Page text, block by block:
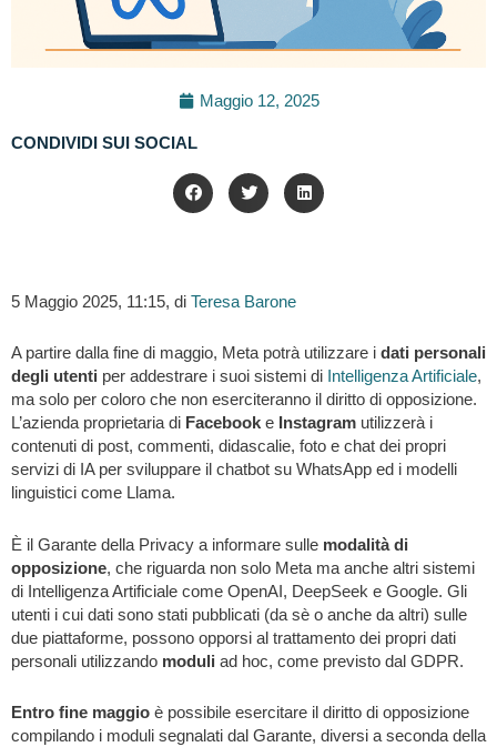
Maggio 12, 2025
CONDIVIDI SUI SOCIAL
5 Maggio 2025, 11:15, di Teresa Barone
A partire dalla fine di maggio, Meta potrà utilizzare i dati personali
degli utenti per addestrare i suoi sistemi di Intelligenza Artificiale,
ma solo per coloro che non eserciteranno il diritto di opposizione.
L’azienda proprietaria di Facebook e Instagram utilizzerà i
contenuti di post, commenti, didascalie, foto e chat dei propri
servizi di IA per sviluppare il chatbot su WhatsApp ed i modelli
linguistici come Llama.
È il Garante della Privacy a informare sulle modalità di
opposizione, che riguarda non solo Meta ma anche altri sistemi
di Intelligenza Artificiale come OpenAI, DeepSeek e Google. Gli
utenti i cui dati sono stati pubblicati (da sè o anche da altri) sulle
due piattaforme, possono opporsi al trattamento dei propri dati
personali utilizzando moduli ad hoc, come previsto dal GDPR.
Entro fine maggio è possibile esercitare il diritto di opposizione
compilando i moduli segnalati dal Garante, diversi a seconda della